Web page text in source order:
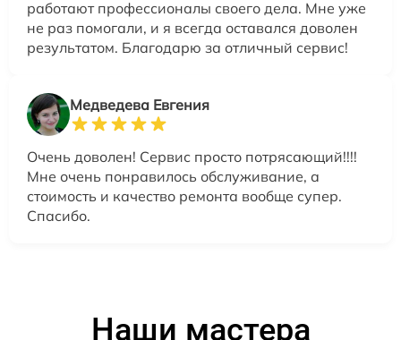
работают профессионалы своего дела. Мне уже
не раз помогали, и я всегда оставался доволен
результатом. Благодарю за отличный сервис!
Медведева Евгения
Очень доволен! Сервис просто потрясающий!!!!
Мне очень понравилось обслуживание, а
стоимость и качество ремонта вообще супер.
Спасибо.
Наши мастера